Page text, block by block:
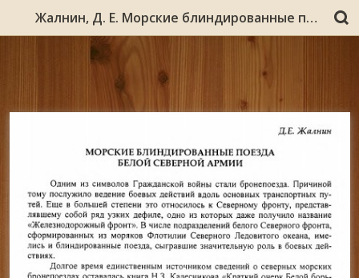
Жалнин, Д. Е. Морские блиндированные поезда белой Северной армии / Д. Е. Жалнин // Ученые записки МГПУ. Исторические науки / Федер. агентство по образованию, Мурм. гос. пед. ун-т. – Мурманск, 2007. - Вып. 7. - С. 113-124.